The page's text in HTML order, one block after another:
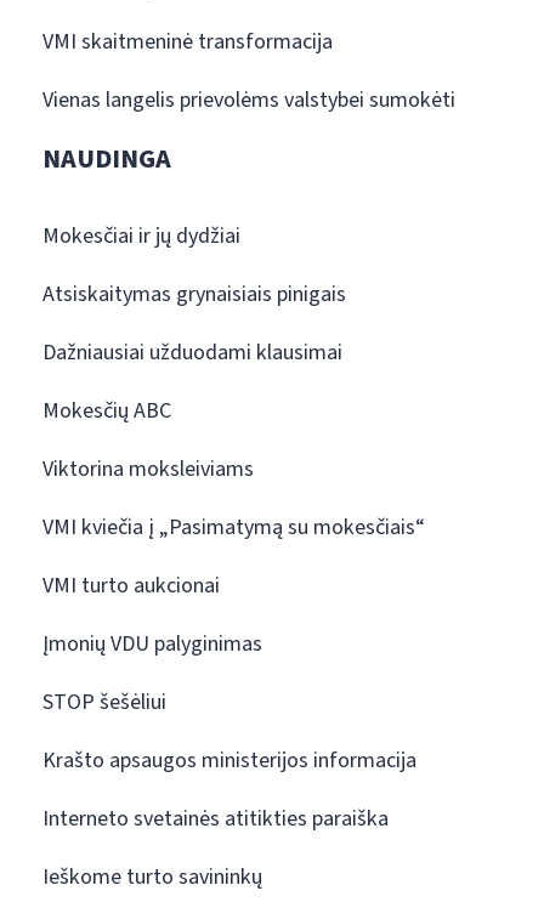
VMI skaitmeninė transformacija
Vienas langelis prievolėms valstybei sumokėti
NAUDINGA
Mokesčiai ir jų dydžiai
Atsiskaitymas grynaisiais pinigais
Dažniausiai užduodami klausimai
Mokesčių ABC
Viktorina moksleiviams
VMI kviečia į „Pasimatymą su mokesčiais“
VMI turto aukcionai
Įmonių VDU palyginimas
STOP šešėliui
Krašto apsaugos ministerijos informacija
Interneto svetainės atitikties paraiška
Ieškome turto savininkų